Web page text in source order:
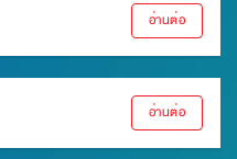
อ่านต่อ
อ่านต่อ